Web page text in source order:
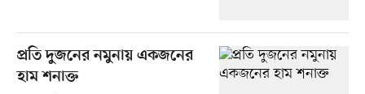
প্রতি দুজনের নমুনায় একজনের
হাম শনাক্ত